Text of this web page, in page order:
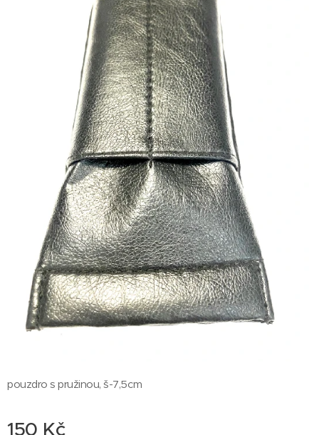
pouzdro s pružinou, š-7,5cm
150 Kč